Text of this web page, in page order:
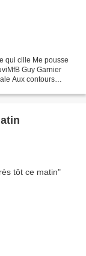
qui cille Me pousse
Guy Garnier
Aux contours